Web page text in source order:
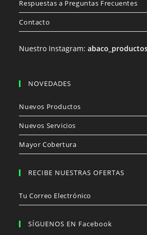
Respuestas a Preguntas Frecuentes
Contacto
Nuestro Instagram:
NOVEDADES
Nuevos Productos
Nuevos Servicios
Mayor Cobertura
RECIBE NUESTRAS OFERTAS
Tu Correo Electrónico
SÍGUENOS EN Facebook